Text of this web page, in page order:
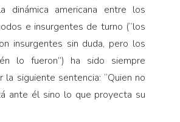
dinámica americana entre los
e insurgentes de turno (“los
insurgentes sin duda, pero los
lo fueron”) ha sido siempre
la siguiente sentencia: “Quien no
ante él sino lo que proyecta su